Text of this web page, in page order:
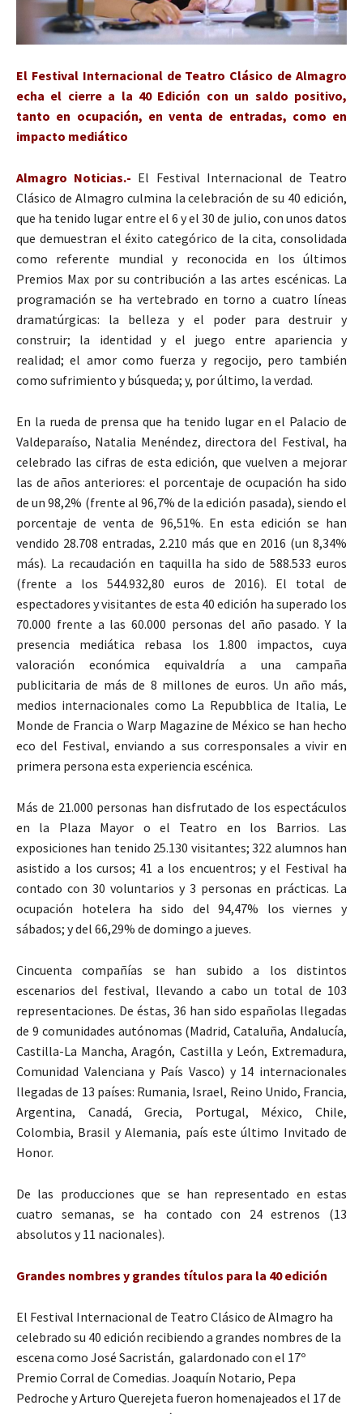
El Festival Internacional de Teatro Clásico de Almagro
echa el cierre a la 40 Edición con un saldo positivo,
tanto en ocupación, en venta de entradas, como en
impacto mediático
Almagro Noticias.- El Festival Internacional de Teatro
Clásico de Almagro culmina la celebración de su 40 edición,
que ha tenido lugar entre el 6 y el 30 de julio, con unos datos
que demuestran el éxito categórico de la cita, consolidada
como referente mundial y reconocida en los últimos
Premios Max por su contribución a las artes escénicas. La
programación se ha vertebrado en torno a cuatro líneas
dramatúrgicas: la belleza y el poder para destruir y
construir; la identidad y el juego entre apariencia y
realidad; el amor como fuerza y regocijo, pero también
como sufrimiento y búsqueda; y, por último, la verdad.
En la rueda de prensa que ha tenido lugar en el Palacio de
Valdeparaíso, Natalia Menéndez, directora del Festival, ha
celebrado las cifras de esta edición, que vuelven a mejorar
las de años anteriores: el porcentaje de ocupación ha sido
de un 98,2% (frente al 96,7% de la edición pasada), siendo el
porcentaje de venta de 96,51%. En esta edición se han
vendido 28.708 entradas, 2.210 más que en 2016 (un 8,34%
más). La recaudación en taquilla ha sido de 588.533 euros
(frente a los 544.932,80 euros de 2016). El total de
espectadores y visitantes de esta 40 edición ha superado los
70.000 frente a las 60.000 personas del año pasado. Y la
presencia mediática rebasa los 1.800 impactos, cuya
valoración económica equivaldría a una campaña
publicitaria de más de 8 millones de euros. Un año más,
medios internacionales como La Repubblica de Italia, Le
Monde de Francia o Warp Magazine de México se han hecho
eco del Festival, enviando a sus corresponsales a vivir en
primera persona esta experiencia escénica.
Más de 21.000 personas han disfrutado de los espectáculos
en la Plaza Mayor o el Teatro en los Barrios. Las
exposiciones han tenido 25.130 visitantes; 322 alumnos han
asistido a los cursos; 41 a los encuentros; y el Festival ha
contado con 30 voluntarios y 3 personas en prácticas. La
ocupación hotelera ha sido del 94,47% los viernes y
sábados; y del 66,29% de domingo a jueves.
Cincuenta compañías se han subido a los distintos
escenarios del festival, llevando a cabo un total de 103
representaciones. De éstas, 36 han sido españolas llegadas
de 9 comunidades autónomas (Madrid, Cataluña, Andalucía,
Castilla-La Mancha, Aragón, Castilla y León, Extremadura,
Comunidad Valenciana y País Vasco) y 14 internacionales
llegadas de 13 países: Rumania, Israel, Reino Unido, Francia,
Argentina, Canadá, Grecia, Portugal, México, Chile,
Colombia, Brasil y Alemania, país este último Invitado de
Honor.
De las producciones que se han representado en estas
cuatro semanas, se ha contado con 24 estrenos (13
absolutos y 11 nacionales).
Grandes nombres y grandes títulos para la 40 edición
El Festival Internacional de Teatro Clásico de Almagro ha
celebrado su 40 edición recibiendo a grandes nombres de la
escena como José Sacristán, galardonado con el 17º
Premio Corral de Comedias. Joaquín Notario, Pepa
Pedroche y Arturo Querejeta fueron homenajeados el 17 de